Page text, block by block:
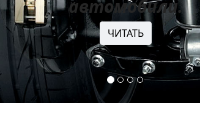
автомобили.
ЧИТАТЬ